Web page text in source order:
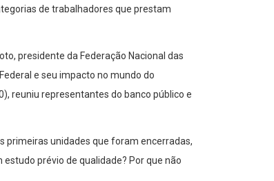
de trabalhadores que prestam
presidente da Federação Nacional das
e seu impacto no mundo do
reuniu representantes do banco público e
primeiras unidades que foram encerradas,
prévio de qualidade? Por que não